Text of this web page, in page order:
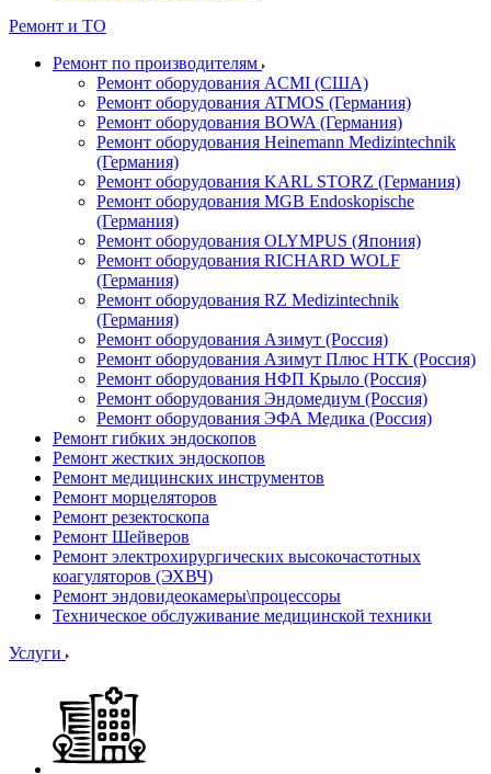
Ремонт и ТО
Ремонт по производителям
Ремонт оборудования ACMI (США)
Ремонт оборудования ATMOS (Германия)
Ремонт оборудования BOWA (Германия)
Ремонт оборудования Heinemann Medizintechnik
(Германия)
Ремонт оборудования KARL STORZ (Германия)
Ремонт оборудования MGB Endoskopische
(Германия)
Ремонт оборудования OLYMPUS (Япония)
Ремонт оборудования RICHARD WOLF
(Германия)
Ремонт оборудования RZ Medizintechnik
(Германия)
Ремонт оборудования Азимут (Россия)
Ремонт оборудования Азимут Плюс НТК (Россия)
Ремонт оборудования НФП Крыло (Россия)
Ремонт оборудования Эндомедиум (Россия)
Ремонт оборудования ЭФА Медика (Россия)
Ремонт гибких эндоскопов
Ремонт жестких эндоскопов
Ремонт медицинских инструментов
Ремонт морцеляторов
Ремонт резектоскопа
Ремонт Шейверов
Ремонт электрохирургических высокочастотных
коагуляторов (ЭХВЧ)
Ремонт эндовидеокамеры\процессоры
Техническое обслуживание медицинской техники
Услуги